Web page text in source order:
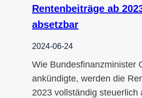
Rentenbeiträge ab
absetzbar
2024-06-24
Wie Bundesfinanzminister
ankündigte, werden die
2023 vollständig steuerlich